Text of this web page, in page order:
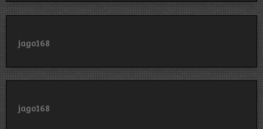
jago168
jago168